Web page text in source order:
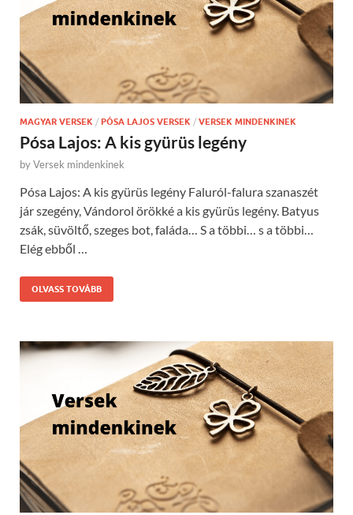
MAGYAR VERSEK / PÓSA LAJOS VERSEK / VERSEK MINDENKINEK
Pósa Lajos: A kis gyürüs legény
byVersek mindenkinek
Pósa Lajos: A kis gyürüs legény Faluról-falura szanaszét
jár szegény, Vándorol örökké a kis gyürüs legény. Batyus
zsák, süvöltő, szeges bot, faláda… S a többi… s a többi…
Elég ebből …
OLVASS TOVÁBB